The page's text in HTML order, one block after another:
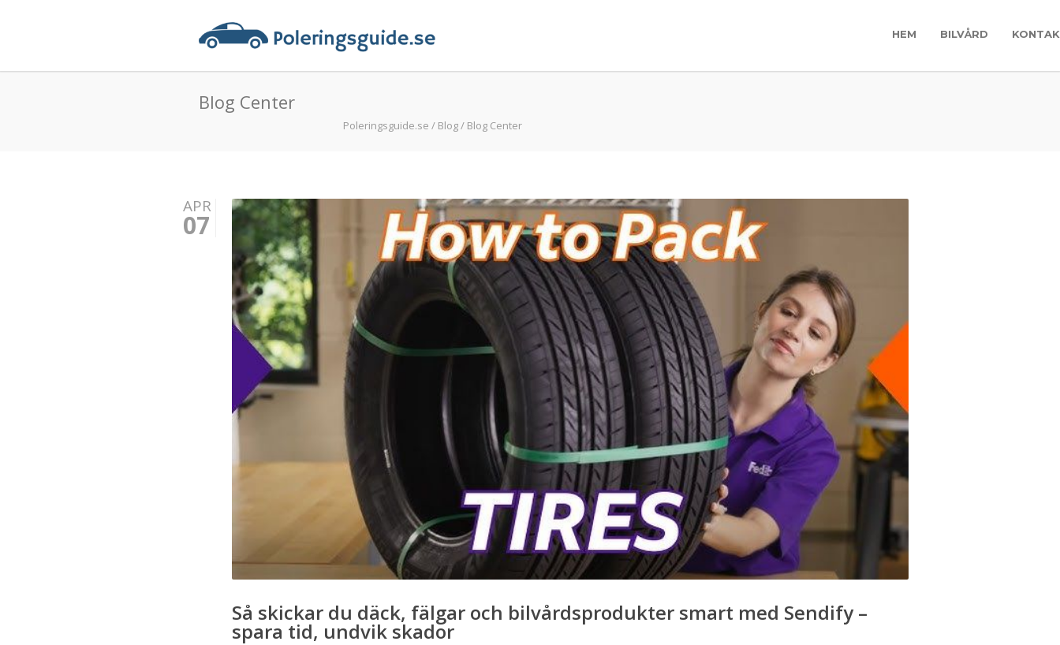
HEM BILVÅRD
Blog Center
Poleringsguide.se / Blog/ Blog Center
APR
07
Så skickar du däck, fälgar och bilvårdsprodukter smart med Sendify –
spara tid, undvik skador